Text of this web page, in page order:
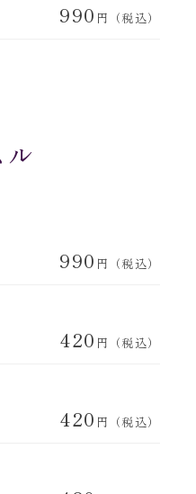
990 円（税込）
ル
990 円（税込）
420 円（税込）
420 円（税込）